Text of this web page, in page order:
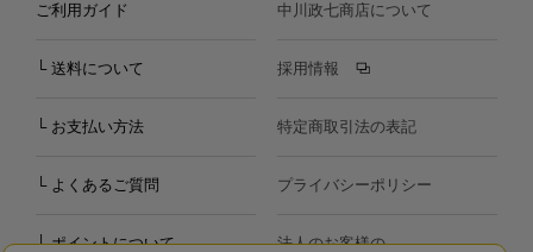
ご利用ガイド
└ 送料について
└ お支払い方法
└ よくあるご質問
└ ポイントについて
中川政七商店について
採用情報
特定商取引法の表記
プライバシーポリシー
法人のお客様の